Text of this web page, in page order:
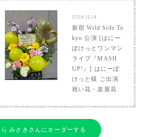
2024.12.14
新宿 Wild Side To
kyo 公演 [はにー
ぽけっとワンマン
ライブ『MASH
UP!』] はにーぽ
けっと様 ご出演
祝い花・楽屋花
みさきさんにオーダーする